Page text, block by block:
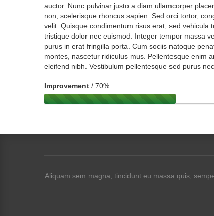
auctor. Nunc pulvinar justo a diam ullamcorper
non, scelerisque rhoncus sapien. Sed orci tortor,
velit. Quisque condimentum risus erat, sed vehicula
tristique dolor nec euismod. Integer tempor massa
purus in erat fringilla porta. Cum sociis natoque
montes, nascetur ridiculus mus. Pellentesque enim
eleifend nibh. Vestibulum pellentesque sed purus
Improvement / 70%
Aliquam sem magna, tincidunt eu massa quis,